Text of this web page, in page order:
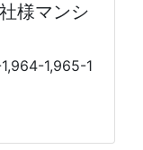
様マンシ
1,965-1